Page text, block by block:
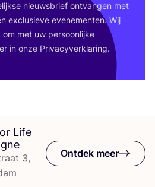
Life
3,
Ontdek meer
nieuws­brief ont­van­gen met
exclu­sie­ve eve­ne­men­ten. Wij
met uw per­soon­lij­ke
in onze Pri­va­cy­ver­kla­ring.